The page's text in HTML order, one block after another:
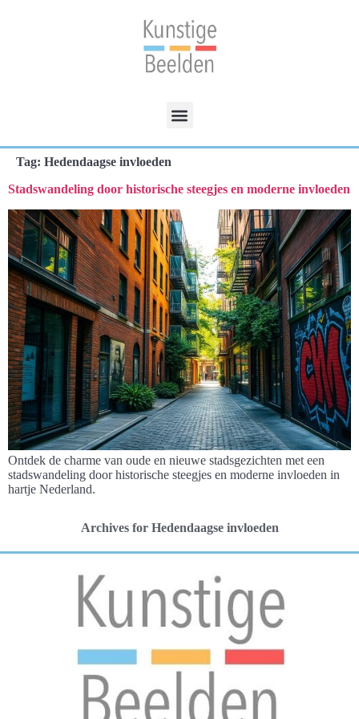
Tag: Hedendaagse invloeden
Stadswandeling door historische steegjes en moderne invloeden
Ontdek de charme van oude en nieuwe stadsgezichten met een
stadswandeling door historische steegjes en moderne invloeden in
hartje Nederland.
Archives for Hedendaagse invloeden